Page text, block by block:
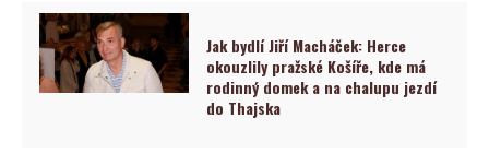
Jak bydlí Jiří Macháček: Herce
okouzlily pražské Košíře, kde má
rodinný domek a na chalupu jezdí
do Thajska